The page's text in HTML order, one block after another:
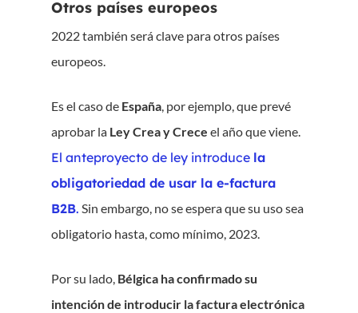
Otros países europeos
2022 también será clave para otros países
europeos.
Es el caso de España, por ejemplo, que prevé
aprobar la Ley Crea y Crece el año que viene.
El anteproyecto de ley introduce la
obligatoriedad de usar la e-factura
B2B. Sin embargo, no se espera que su uso sea
obligatorio hasta, como mínimo, 2023.
Por su lado, Bélgica ha confirmado su
intención de introducir la factura electrónica